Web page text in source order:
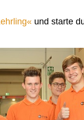
und starte